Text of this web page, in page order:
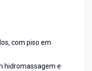
com piso em
hidromassagem e